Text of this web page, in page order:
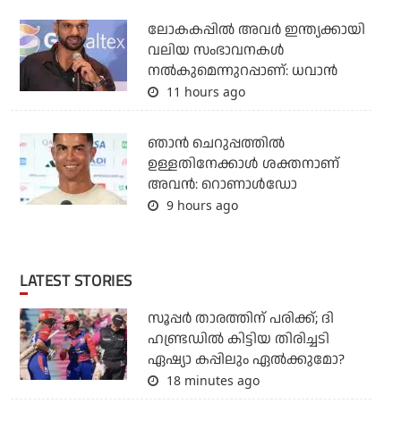
ലോകകപ്പിൽ അവര്‍ ഇന്ത്യക്കായി
വലിയ സംഭാവനകള്‍
നല്‍കുമെന്നുറപ്പാണ്: ധവാന്‍
11 hours ago
ഞാന്‍ ചെറുപ്പത്തില്‍
ഉള്ളതിനേക്കാള്‍ ശക്തനാണ്
അവന്‍: റൊണാള്‍ഡോ
9 hours ago
LATEST STORIES
സൂപ്പര്‍ താരത്തിന് പരിക്ക്; ദി
ഹണ്ട്രഡില്‍ കിട്ടിയ തിരിച്ചടി
ഏഷ്യാ കപ്പിലും ഏല്‍ക്കുമോ?
18 minutes ago